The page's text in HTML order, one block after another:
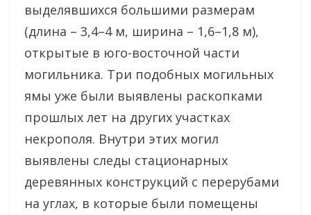
выделявшихся большими размерам
(длина – 3,4–4 м, ширина – 1,6–1,8 м),
открытые в юго-восточной части
могильника. Три подобных могильных
ямы уже были выявлены раскопками
прошлых лет на других участках
некрополя. Внутри этих могил
выявлены следы стационарных
деревянных конструкций с перерубами
на углах, в которые были помещены